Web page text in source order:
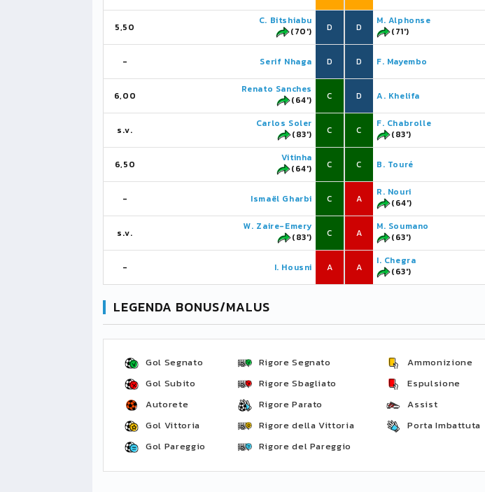
5,50
C. Bitshiabu
(70')
D
- Serif Nhaga D
6,00
Renato Sanches
(64')
C
s.v.
Carlos Soler
(83')
C
6,50
Vitinha
(64')
C
- Ismaël Gharbi C
s.v.
W. Zaire-Emery
(83')
C
- I. Housni A
D
M. Alphonse
(71')
D F. Mayembo
D A. Khelifa
C
F. Chabrolle
(83')
C B. Touré
A
R. Nouri
(64')
A
M. Soumano
(63')
A
I. Chegra
(63')
LEGENDA BONUS/MALUS
Gol Segnato
Gol Subito
Autorete
Gol Vittoria
Gol Pareggio
Rigore Segnato
Rigore Sbagliato
Rigore Parato
Rigore della Vittoria
Rigore del Pareggio
Ammonizione
Espulsione
Assist
Porta Imbattuta